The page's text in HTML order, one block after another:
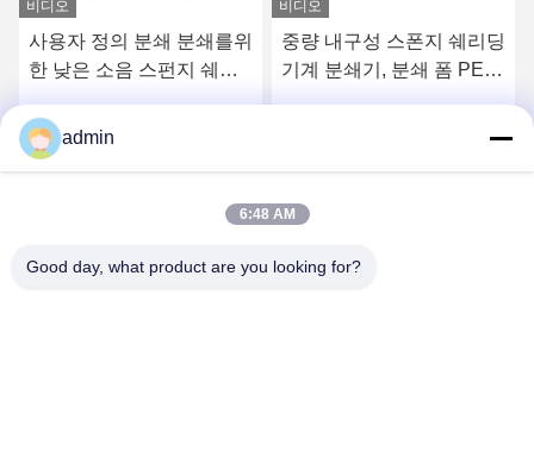
비디오
사용자 정의 분쇄 분쇄를위
한 낮은 소음 스펀지 쉐러
비디오
중량 내구성 스폰지 쉐리딩
기계 분쇄기, 분쇄 폼 PE
admin
6:48 AM
Good day, what product are you looking for?